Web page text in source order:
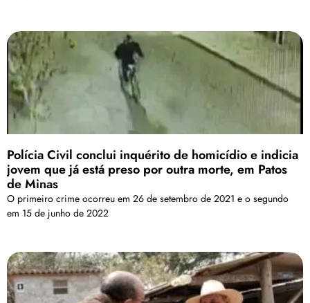
Polícia Civil conclui inquérito de homicídio e indicia
jovem que já está preso por outra morte, em Patos
de Minas
O primeiro crime ocorreu em 26 de setembro de 2021 e o segundo
em 15 de junho de 2022